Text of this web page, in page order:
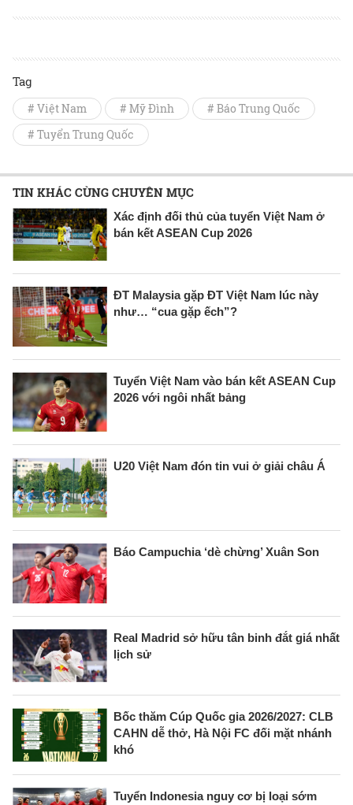
Tag
# Việt Nam # Mỹ Đình
# Báo Trung Quốc
# Tuyển Trung Quốc
TIN KHÁC CÙNG CHUYÊN MỤC
Xác định đối thủ của tuyển Việt Nam ở
bán kết ASEAN Cup 2026
ĐT Malaysia gặp ĐT Việt Nam lúc này
như… “cua gặp ếch”?
Tuyển Việt Nam vào bán kết ASEAN Cup
2026 với ngôi nhất bảng
U20 Việt Nam đón tin vui ở giải châu Á
Báo Campuchia ‘dè chừng’ Xuân Son
Real Madrid sở hữu tân binh đắt giá nhất
lịch sử
Bốc thăm Cúp Quốc gia 2026/2027: CLB
CAHN dễ thở, Hà Nội FC đối mặt nhánh
khó
Tuyển Indonesia nguy cơ bị loại sớm